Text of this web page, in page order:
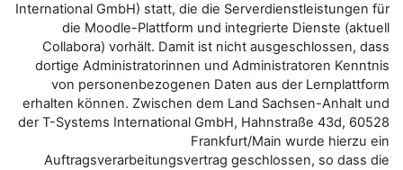
International GmbH) statt, die die
die Moodle-Plattform und
Collabora) vorhält. Damit ist
dortige Administratorinnen und
von personenbezogenen
erhalten können. Zwischen dem
der T-Systems International
Auftragsverarbeitungsvertrag